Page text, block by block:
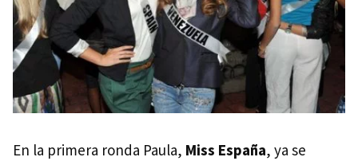
En la primera ronda Paula, Miss España, ya se